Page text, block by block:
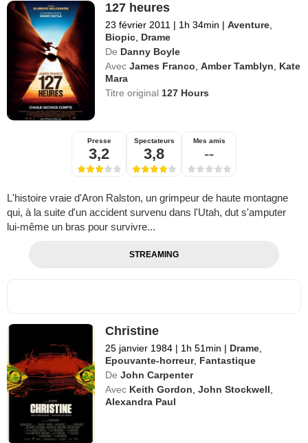
127 heures
23 février 2011 | 1h 34min | Aventure,
Biopic, Drame
De Danny Boyle
Avec James Franco,Amber Tamblyn, Kate
Mara
Titre original127 Hours
Presse
3,2
Spectateurs
3,8
Mes amis
--
L'histoire vraie d'Aron Ralston, un grimpeur de haute montagne
qui, à la suite d'un accident survenu dans l'Utah, dut s'amputer
lui-même un bras pour survivre...
STREAMING
Christine
25 janvier 1984 | 1h 51min | Drame,
Epouvante-horreur, Fantastique
De John Carpenter
Avec Keith Gordon,John Stockwell,
Alexandra Paul